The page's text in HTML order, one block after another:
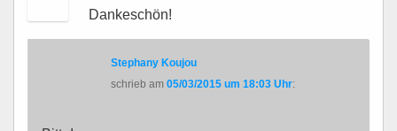
Dankeschön!
Stephany Koujou
schrieb am05/03/2015 um 18:03 Uhr: